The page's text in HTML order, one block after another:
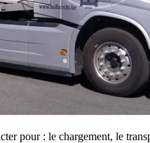
pour : le chargement, le